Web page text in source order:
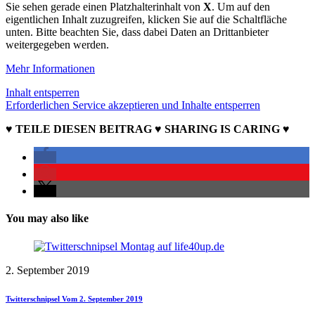
Sie sehen gerade einen Platzhalterinhalt von X. Um auf den
eigentlichen Inhalt zuzugreifen, klicken Sie auf die Schaltfläche
unten. Bitte beachten Sie, dass dabei Daten an Drittanbieter
weitergegeben werden.
Mehr Informationen
Inhalt entsperren
Erforderlichen Service akzeptieren und Inhalte entsperren
♥ TEILE DIESEN BEITRAG ♥ SHARING IS CARING ♥
You may also like
2. September 2019
Twitterschnipsel Vom 2. September 2019